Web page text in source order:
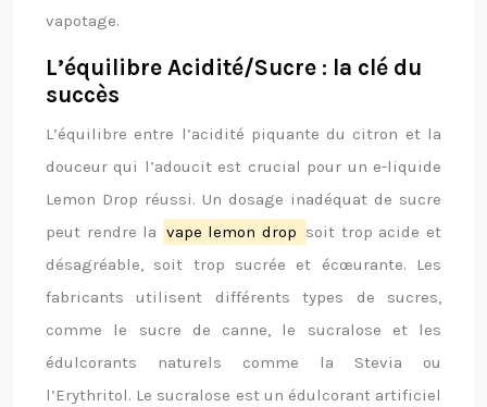
vapotage.
L’équilibre Acidité/Sucre : la clé du
succès
L’équilibre entre l’acidité piquante du citron et la
douceur qui l’adoucit est crucial pour un e-liquide
Lemon Drop réussi. Un dosage inadéquat de sucre
peut rendre la vape lemon drop soit trop acide et
désagréable, soit trop sucrée et écœurante. Les
fabricants utilisent différents types de sucres,
comme le sucre de canne, le sucralose et les
édulcorants naturels comme la Stevia ou
l’Erythritol. Le sucralose est un édulcorant artificiel